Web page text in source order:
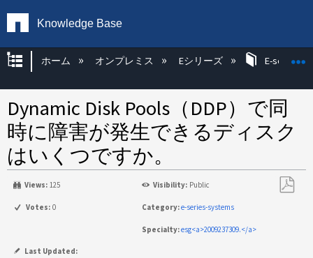
Knowledge Base
グローバル階層を展開/折りたたむ
ホーム オンプレミス Eシリーズ E-series
Dynamic Disk Pools（DDP）で同
時に障害が発生できるディスク
はいくつですか。
Views: 125 Visibility: Public
Votes: 0 Category:e-series-systems
Specialty:esg<a>2009237309.</a>
Last Updated: